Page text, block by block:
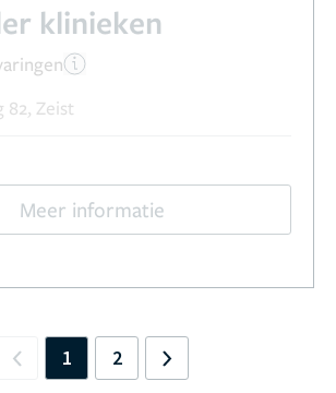
klinieken
82, Zeist
Meer informatie
Previous
1 2 Next